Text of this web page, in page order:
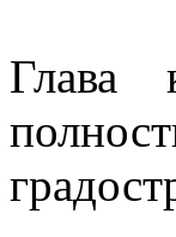
Глава